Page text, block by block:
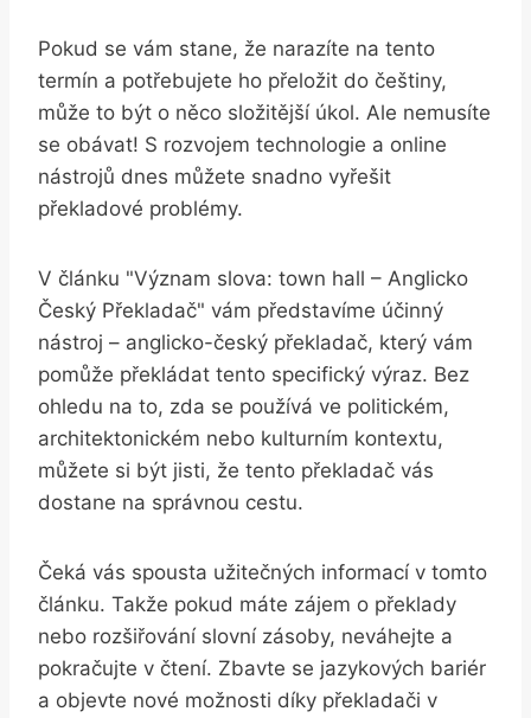
Pokud ⁢se vám stane, že ‌narazíte na tento
termín​ a ⁤potřebujete ho přeložit​ do češtiny,
může to být o něco⁤ složitější úkol. Ale⁤ nemusíte
se obávat! S rozvojem technologie a online
nástrojů dnes ‍můžete snadno vyřešit
překladové problémy.
V článku "Význam slova: town hall – Anglicko
Český⁤ Překladač" vám představíme⁤ účinný
nástroj – anglicko-český překladač, který vám
pomůže překládat tento specifický ​výraz. ⁣Bez
ohledu na‍ to, zda se používá ve⁣ politickém,‍
architektonickém nebo kulturním kontextu,
můžete si ⁣být jisti, že tento překladač vás
‍dostane na správnou‍ cestu.
Čeká vás spousta ‌užitečných informací v tomto
článku. Takže pokud máte zájem o překlady​
nebo rozšiřování slovní zásoby, ‌neváhejte a
pokračujte v čtení. Zbavte se⁤ jazykových bariér
⁤a ‍objevte nové ​možnosti díky překladači v